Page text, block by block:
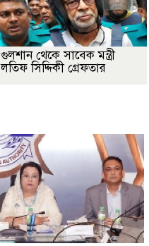
গুলশান থেকে সাবেক মন্ত্রী
লতিফ সিদ্দিকী গ্রেফতার